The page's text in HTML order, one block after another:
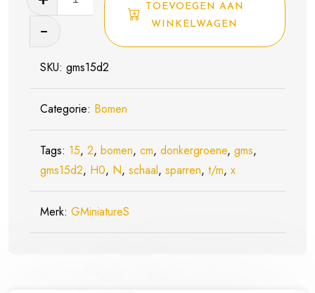
Bomen
Set
Donkergroen
-
2
x
15
cm
-
Schaal
TOEVOEGEN AAN
WINKELWAGEN
SKU: gms15d2
Categorie: Bomen
Tags: 15, 2, bomen, cm, donkergroene, gms,
gms15d2, H0, N, schaal, sparren, t/m, x
Merk: GMiniatureS